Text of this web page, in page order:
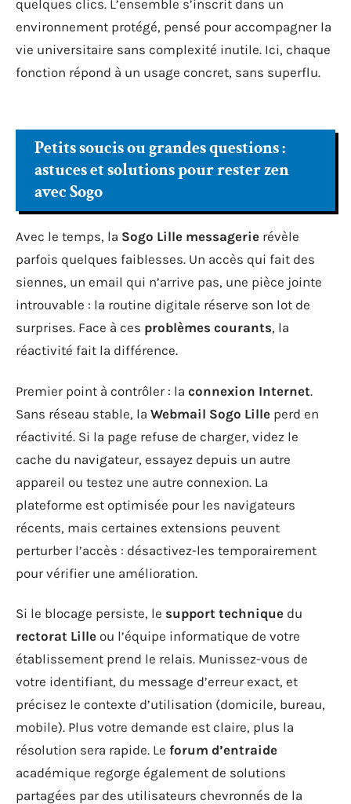
quelques clics. L’ensemble s’inscrit dans un
environnement protégé, pensé pour accompagner la
vie universitaire sans complexité inutile. Ici, chaque
fonction répond à un usage concret, sans superflu.
Petits soucis ou grandes questions :
astuces et solutions pour rester zen
avec Sogo
Avec le temps, la Sogo Lille messagerie révèle
parfois quelques faiblesses. Un accès qui fait des
siennes, un email qui n’arrive pas, une pièce jointe
introuvable : la routine digitale réserve son lot de
surprises. Face à ces problèmes courants, la
réactivité fait la différence.
Premier point à contrôler : la connexion Internet.
Sans réseau stable, la Webmail Sogo Lille perd en
réactivité. Si la page refuse de charger, videz le
cache du navigateur, essayez depuis un autre
appareil ou testez une autre connexion. La
plateforme est optimisée pour les navigateurs
récents, mais certaines extensions peuvent
perturber l’accès : désactivez-les temporairement
pour vérifier une amélioration.
Si le blocage persiste, le support technique du
rectorat Lille ou l’équipe informatique de votre
établissement prend le relais. Munissez-vous de
votre identifiant, du message d’erreur exact, et
précisez le contexte d’utilisation (domicile, bureau,
mobile). Plus votre demande est claire, plus la
résolution sera rapide. Le forum d’entraide
académique regorge également de solutions
partagées par des utilisateurs chevronnés de la